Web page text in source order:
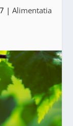
| Alimentatia